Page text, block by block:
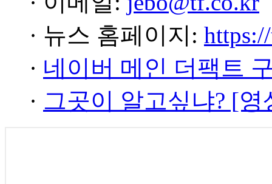
· 뉴스 홈페이지:
· 네이버 메인 더팩트
· 그곳이 알고싶냐? [